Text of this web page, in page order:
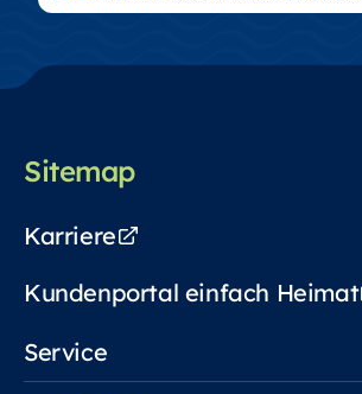
Sitemap
Service
Karriere
Kundenportal einfach Heimat